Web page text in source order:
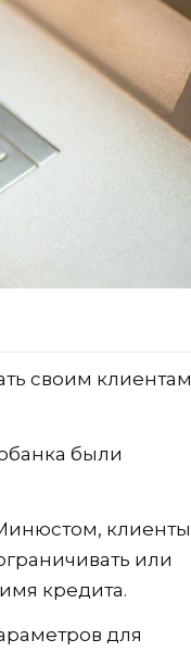
своим клиентам
были
клиенты
или
кредита.
для